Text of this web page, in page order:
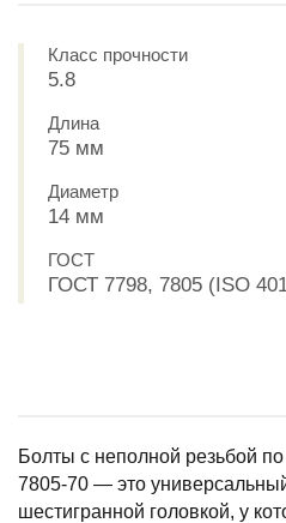
Класс прочности
5.8
Длина
75 мм
Диаметр
14 мм
ГОСТ
ГОСТ 7798, 7805 (ISO
Болты с неполной резьбой
7805-70 — это
шестигранной головкой, у